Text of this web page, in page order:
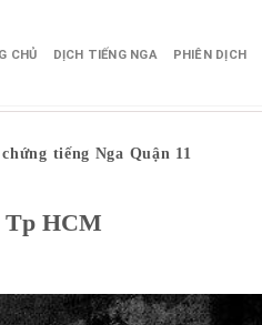
CHỦ DỊCH TIẾNG NGA PHIÊN DỊCH
tiếng Nga Quận 11
Tp HCM